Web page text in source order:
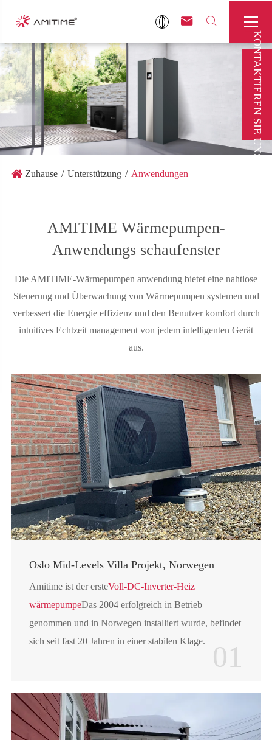
 

Zuhause Unterstützung Anwendungen
AMITIME Wärmepumpen-
Anwendungs schaufenster
Die AMITIME-Wärmepumpen anwendung bietet eine nahtlose
Steuerung und Überwachung von Wärmepumpen systemen und
verbessert die Energie effizienz und den Benutzer komfort durch
intuitives Echtzeit management von jedem intelligenten Gerät
aus.
Oslo Mid-Levels Villa Projekt, Norwegen
Amitime ist der ersteVoll-DC-Inverter-Heiz
wärmepumpeDas 2004 erfolgreich in Betrieb
genommen und in Norwegen installiert wurde, befindet
sich seit fast 20 Jahren in einer stabilen Klage.
01
KONTAKTIEREN SIE UNS